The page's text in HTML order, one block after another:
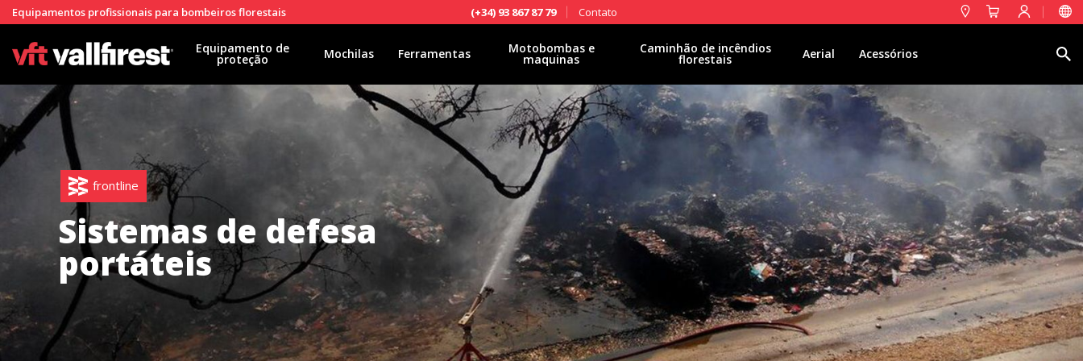
Equipamentos profissionais para bombeiros florestais (+34) 93 867 87 79 Contato
Equipamento de
proteção Mochilas Ferramentas Motobombas e
maquinas
Caminhão de incêndios
florestais Aerial Acessórios
frontline
Sistemas de defesa
portáteis